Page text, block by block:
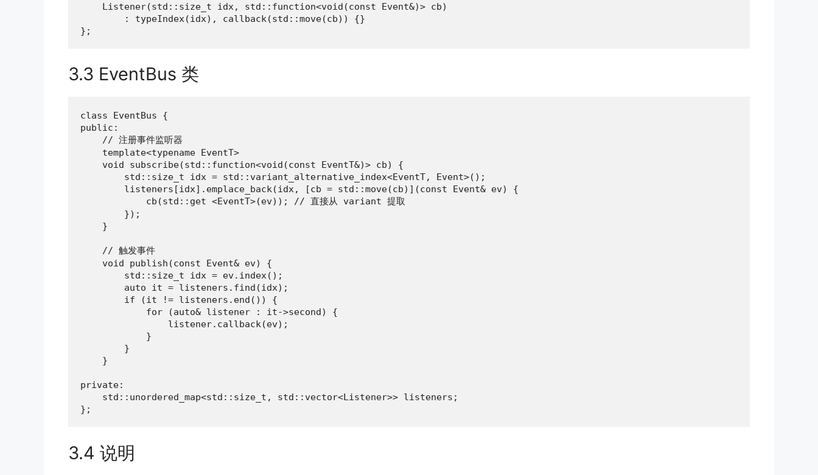
    Listener(std::size_t idx, std::function<void(const Event&)> cb)
        : typeIndex(idx), callback(std::move(cb)) {}
};
3.3 EventBus 类
class EventBus {
public:
    // 注册事件监听器
    template<typename EventT>
    void subscribe(std::function<void(const EventT&)> cb) {
        std::size_t idx = std::variant_alternative_index<EventT, Event>();
        listeners[idx].emplace_back(idx, [cb = std::move(cb)](const Event& ev) {
            cb(std::get <EventT>(ev)); // 直接从 variant 提取
        });
    }
    // 触发事件
    void publish(const Event& ev) {
        std::size_t idx = ev.index();
        auto it = listeners.find(idx);
        if (it != listeners.end()) {
            for (auto& listener : it->second) {
                listener.callback(ev);
            }
        }
    }
private:
    std::unordered_map<std::size_t, std::vector<Listener>> listeners;
};
3.4 说明